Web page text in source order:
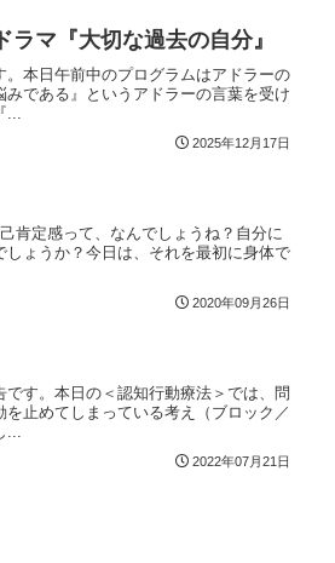
マ『大切な過去の自分』
本日午前中のプログラムはアドラーの
である』というアドラーの言葉を受け
...
2025年12月17日
肯定感って、なんでしょうね？自分に
ょうか？今日は、それを最初に身体で
2020年09月26日
す。本日の＜認知行動療法＞では、問
止めてしまっている考え（ブロック／
2022年07月21日